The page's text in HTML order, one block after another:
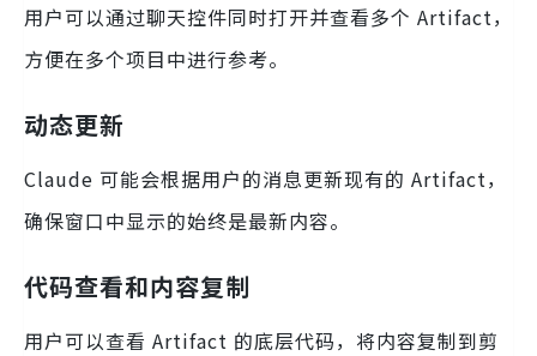
用户可以通过聊天控件同时打开并查看多个 Artifact，
方便在多个项目中进行参考。
动态更新
Claude 可能会根据用户的消息更新现有的 Artifact，
确保窗口中显示的始终是最新内容。
代码查看和内容复制
用户可以查看 Artifact 的底层代码，将内容复制到剪